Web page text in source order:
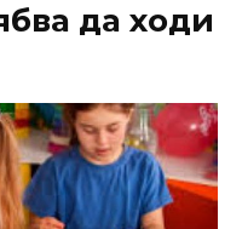
да ходи